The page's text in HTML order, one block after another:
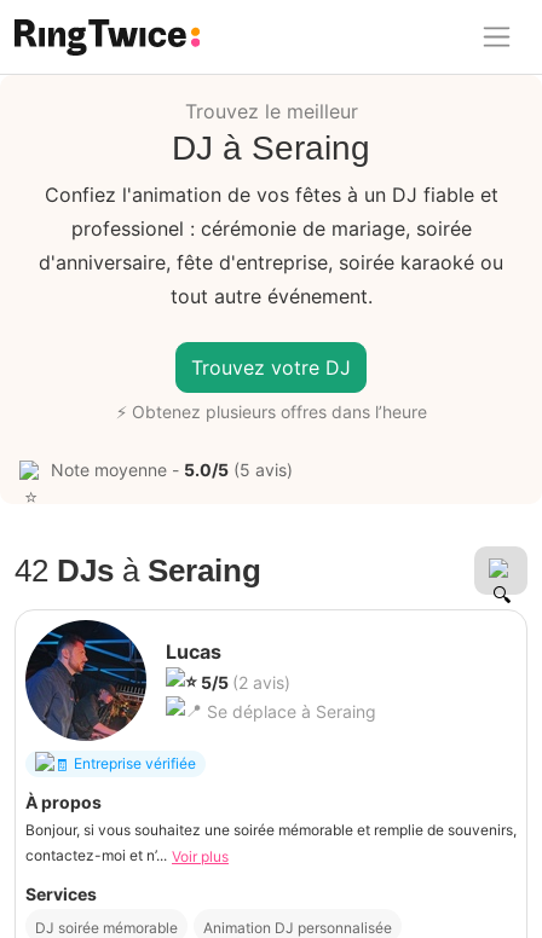
Ring Twice
Trouvez le meilleur
DJ à Seraing
Confiez l'animation de vos fêtes à un DJ fiable et
professionel : cérémonie de mariage, soirée
d'anniversaire, fête d'entreprise, soirée karaoké ou
tout autre événement.
Trouvez votre DJ
⚡ Obtenez plusieurs offres dans l’heure
Note moyenne - 5.0/5 (5 avis)
42 DJs à Seraing
Lucas
5/5 (2 avis)
Se déplace à Seraing
Entreprise vérifiée
À propos
Bonjour, si vous souhaitez une soirée mémorable et remplie de souvenirs,
contactez-moi et n’... Voir plus
Services
DJ soirée mémorable Animation DJ personnalisée